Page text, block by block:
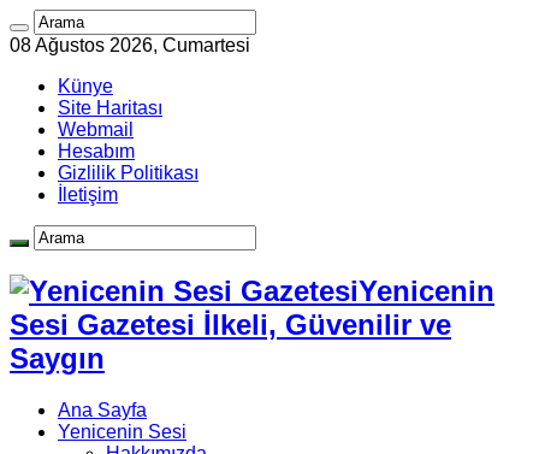
08 Ağustos 2026, Cumartesi
Künye
Site Haritası
Webmail
Hesabım
Gizlilik Politikası
İletişim
Yenicenin
Sesi Gazetesi İlkeli, Güvenilir ve
Saygın
Ana Sayfa
Yenicenin Sesi